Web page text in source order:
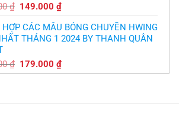
₫ Giá
là:
179.000 ₫.
149.000₫Giá
tại
là:
HỢP CÁC MẪU BÓNG CHUYỀN HWING
THÁNG 1 2024 BY THANH QUÂN
₫ Giá
gốc
179.000₫Giá
hiện